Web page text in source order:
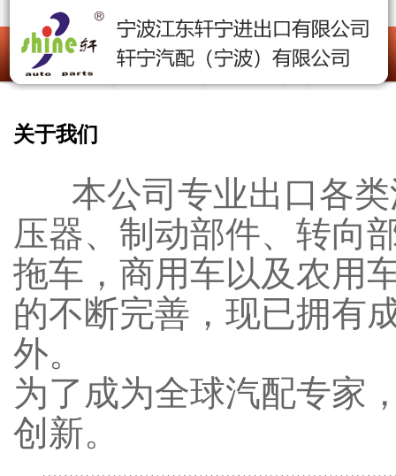
关于我们
本公司专业出口各类
压器、制动部件、转向
拖车，商用车以及农用
的不断完善，现已拥有
外。
为了成为全球汽配专家
创新。